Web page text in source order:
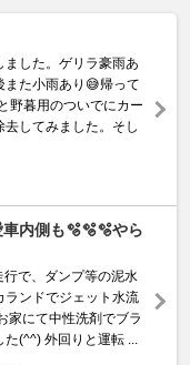
した。ゲリラ豪雨あ
また小雨あり😅帰って
野暮用のついでにカー
してみました。そし
内側も🫧🫧🫧やら
で、ダンプ等の泥水
ランドでジェット水流
家にて中性洗剤でブラ
(⁠^⁠^⁠) 外回りと運転 ...